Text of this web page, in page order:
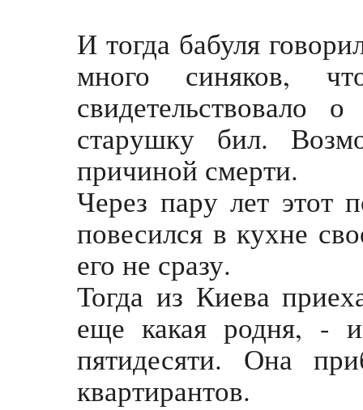
И тогда бабуля
много синяков,
старушку бил.
причиной смерти.
Через пару лет этот
повесился в кухне
его не сразу.
Тогда из Киева
еще какая родня, -
пятидесяти. Она
квартирантов.